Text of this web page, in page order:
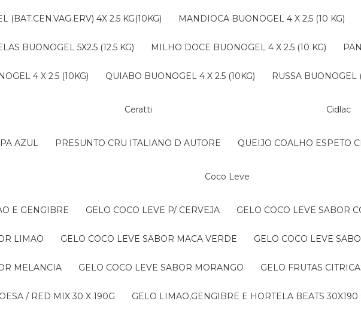
(BAT.CEN.VAG.ERV) 4X 2.5 KG(10KG) MANDIOCA BUONOGEL 4 X 2,5 (10 KG)
BUONOGEL 5X2.5 (12.5 KG) MILHO DOCE BUONOGEL 4 X 2.5 (10 KG)
4 X 2.5 (10KG) QUIABO BUONOGEL 4 X 2.5 (10KG) RUSSA
AZUL
Ceratti
PRESUNTO CRU ITALIANO D AUTORE
Cidlac
QUEIJO COALHO ESPETO
Coco Leve
E GENGIBRE GELO COCO LEVE P/ CERVEJA GELO COCO LEVE SABOR
LIMAO GELO COCO LEVE SABOR MACA VERDE GELO COCO LEVE
MELANCIA GELO COCO LEVE SABOR MORANGO GELO FRUTAS
/ RED MIX 30 X 190G GELO LIMAO,GENGIBRE E HORTELA BEATS 30X190